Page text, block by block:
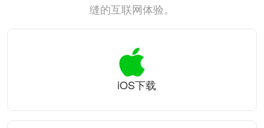
缝的互联网体验。
iOS下载